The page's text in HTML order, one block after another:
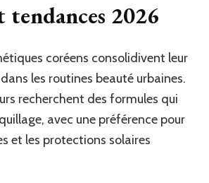
2026
coréens consolidivent leur
les routines beauté urbaines.
recherchent des formules qui
avec une préférence pour
et les protections solaires